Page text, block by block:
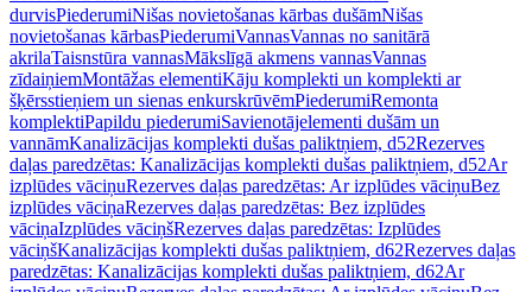
durvisPiederumiNišas novietošanas kārbas dušāmNišas
novietošanas kārbasPiederumiVannasVannas no sanitārā
akrilaTaisnstūra vannasMākslīgā akmens vannasVannas
zīdaiņiemMontāžas elementiKāju komplekti un komplekti ar
šķērsstieņiem un sienas enkurskrūvēmPiederumiRemonta
komplektiPapildu piederumiSavienotājelementi dušām un
vannāmKanalizācijas komplekti dušas paliktņiem, d52Rezerves
daļas paredzētas: Kanalizācijas komplekti dušas paliktņiem, d52Ar
izplūdes vāciņuRezerves daļas paredzētas: Ar izplūdes vāciņuBez
izplūdes vāciņaRezerves daļas paredzētas: Bez izplūdes
vāciņaIzplūdes vāciņšRezerves daļas paredzētas: Izplūdes
vāciņšKanalizācijas komplekti dušas paliktņiem, d62Rezerves daļas
paredzētas: Kanalizācijas komplekti dušas paliktņiem, d62Ar